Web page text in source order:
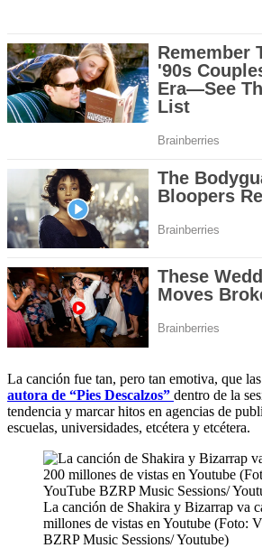
La canción fue tan, pero tan emotiva, que
autora de “Pies Descalzos” dentro de la
tendencia y marcar hitos en agencias de
escuelas, universidades, etcétera y etcétera.
La canción de Shakira y Bizarrap va
millones de vistas en Youtube (Foto:
BZRP Music Sessions/ Youtube)